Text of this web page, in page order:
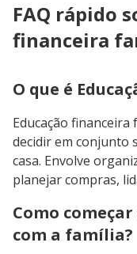
FAQ rápido
financeira
O que é
Educação
decidir em conjunto
casa. Envolve
planejar compras,
Como
com a família?